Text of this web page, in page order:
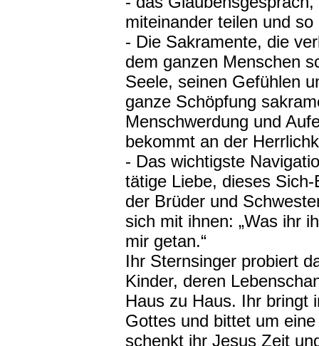
miteinander teilen und
- Die Sakramente, die
dem ganzen Menschen
Seele, seinen Gefühlen
ganze Schöpfung
Menschwerdung und
bekommt an der
- Das wichtigste
tätige Liebe, dieses
der Brüder und
sich mit ihnen: „Was ihr
mir getan.“
Ihr Sternsinger probiert
Kinder, deren
Haus zu Haus. Ihr bringt
Gottes und bittet um
schenkt ihr Jesus Zeit